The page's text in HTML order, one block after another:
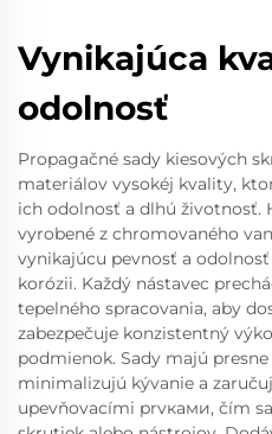
Vynikajúca
odolnosť
Propagačné sady kiesových
materiálov vysokéj kvality,
ich odolnosť a dlhú životnosť.
vyrobené z chromovaného
vynikajúcu pevnosť a
korózii. Každý nástavec
tepelného spracovania, aby
zabezpečuje konzistentný
podmienok. Sady majú
minimalizujú kývanie a
upevňovacími prvками, čím